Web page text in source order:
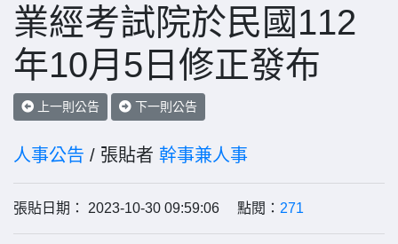
業經考試院於民國112
年10月5日修正發布
上一則公告 下一則公告
人事公告 / 張貼者 幹事兼人事
張貼日期： 2023-10-30 09:59:06 點閱： 271